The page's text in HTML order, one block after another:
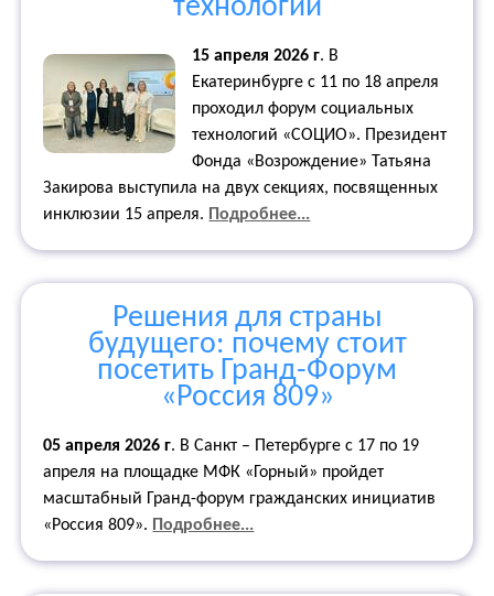
технологий
15 апреля 2026 г. В
Екатеринбурге с 11 по 18 апреля
проходил форум социальных
технологий «СОЦИО». Президент
Фонда «Возрождение» Татьяна
Закирова выступила на двух секциях, посвященных
инклюзии 15 апреля. Подробнее...
Решения для страны
будущего: почему стоит
посетить Гранд-Форум
«Россия 809»
05 апреля 2026 г. В Санкт – Петербурге с 17 по 19
апреля на площадке МФК «Горный» пройдет
масштабный Гранд-форум гражданских инициатив
«Россия 809». Подробнее...